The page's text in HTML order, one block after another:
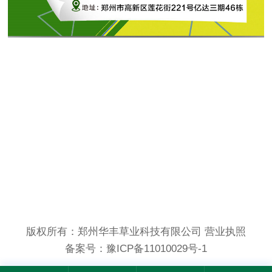
版权所有：郑州华丰草业科技有限公司 营业执照
备案号： 豫ICP备11010029号-1